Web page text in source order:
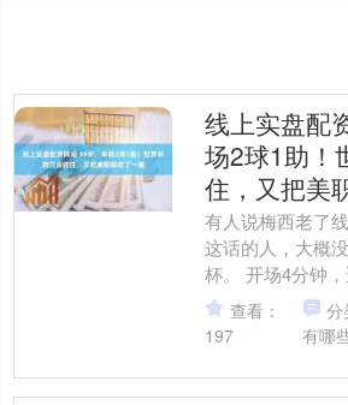
线上实盘配
场2球1助！
住，又把美
有人说梅西老了
这话的人，大概
杯。 开场4分钟
熟悉吗？落后、
来。第11分钟，
查看：
197
分
有哪